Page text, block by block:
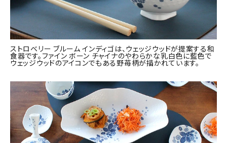
ストロベリー ブルーム インディゴは、ウェッジウッドが提案する和
食器です。ファイン ボーン チャイナのやわらかな乳白色に藍色で
ウェッジウッドのアイコンでもある野苺柄が描かれています。